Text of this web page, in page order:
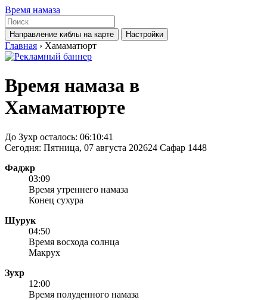
Время намаза
Направление киблы на карте Настройки
Главная › Хамаматюрт
Время намаза в
Хамаматюрте
До Зухр осталось: 06:10:41
Сегодня: Пятница, 07 августа 202624 Сафар 1448
Фаджр
03:09
Время утреннего намаза
Конец сухура
Шурук
04:50
Время восхода солнца
Макрух
Зухр
12:00
Время полуденного намаза